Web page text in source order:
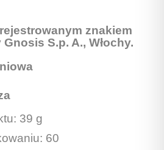
znakiem
S.p. A., Włochy.
39 g
60